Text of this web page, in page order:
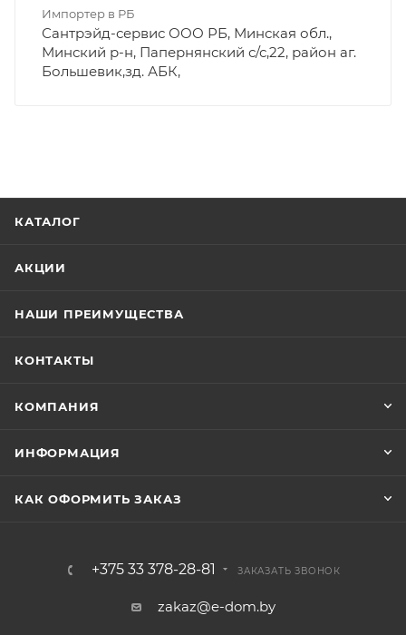
Импортер в РБ
Сантрэйд-сервис ООО РБ, Минская обл.,
Минский р-н, Папернянский с/с,22, район аг.
Большевик,зд. АБК,
КАТАЛОГ
АКЦИИ
НАШИ ПРЕИМУЩЕСТВА
КОНТАКТЫ
КОМПАНИЯ
ИНФОРМАЦИЯ
КАК ОФОРМИТЬ ЗАКАЗ
+375 33 378-28-81 ЗАКАЗАТЬ ЗВОНОК
zakaz@e-dom.by